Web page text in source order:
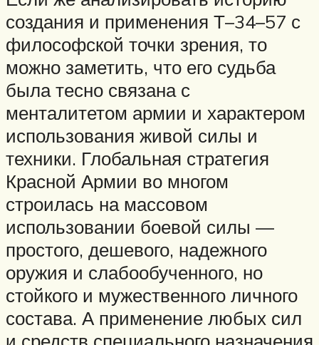
создания и применения Т–34–57 с
философской точки зрения, то
можно заметить, что его судьба
была тесно связана с
менталитетом армии и характером
использования живой силы и
техники. Глобальная стратегия
Красной Армии во многом
строилась на массовом
использовании боевой силы —
простого, дешевого, надежного
оружия и слабообученного, но
стойкого и мужественного личного
состава. А применение любых сил